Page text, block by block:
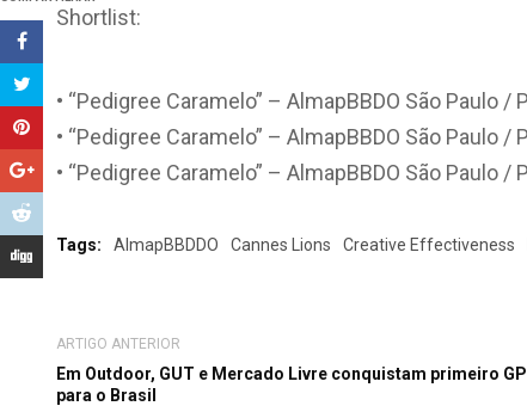
Shortlist:
• “Pedigree Caramelo” – AlmapBBDO São Paulo
• “Pedigree Caramelo” – AlmapBBDO São Paulo
• “Pedigree Caramelo” – AlmapBBDO São
Tags: AlmapBBDDO Cannes Lions Creative Effectiveness
ARTIGO ANTERIOR
Em Outdoor, GUT e Mercado Livre conquistam primeiro GP
para o Brasil